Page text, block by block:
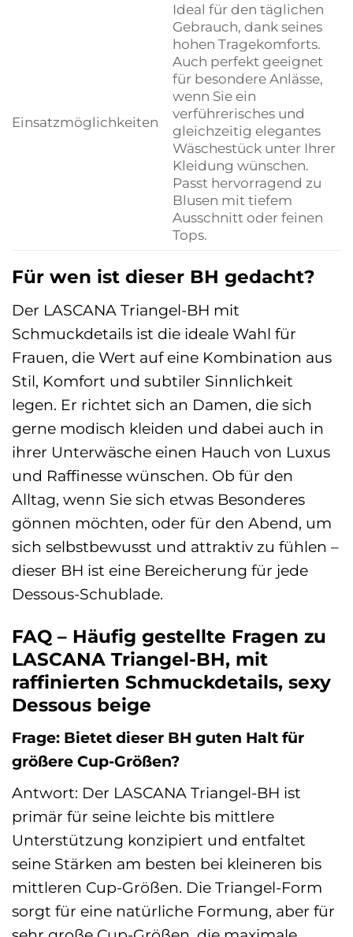
Einsatzmöglichkeiten
Ideal für den täglichen
Gebrauch, dank seines
hohen Tragekomforts.
Auch perfekt geeignet
für besondere Anlässe,
wenn Sie ein
verführerisches und
gleichzeitig elegantes
Wäschestück unter Ihrer
Kleidung wünschen.
Passt hervorragend zu
Blusen mit tiefem
Ausschnitt oder feinen
Tops.
Für wen ist dieser BH gedacht?
Der LASCANA Triangel-BH mit
Schmuckdetails ist die ideale Wahl für
Frauen, die Wert auf eine Kombination aus
Stil, Komfort und subtiler Sinnlichkeit
legen. Er richtet sich an Damen, die sich
gerne modisch kleiden und dabei auch in
ihrer Unterwäsche einen Hauch von Luxus
und Raffinesse wünschen. Ob für den
Alltag, wenn Sie sich etwas Besonderes
gönnen möchten, oder für den Abend, um
sich selbstbewusst und attraktiv zu fühlen –
dieser BH ist eine Bereicherung für jede
Dessous-Schublade.
FAQ – Häufig gestellte Fragen zu
LASCANA Triangel-BH, mit
raffinierten Schmuckdetails, sexy
Dessous beige
Frage: Bietet dieser BH guten Halt für
größere Cup-Größen?
Antwort: Der LASCANA Triangel-BH ist
primär für seine leichte bis mittlere
Unterstützung konzipiert und entfaltet
seine Stärken am besten bei kleineren bis
mittleren Cup-Größen. Die Triangel-Form
sorgt für eine natürliche Formung, aber für